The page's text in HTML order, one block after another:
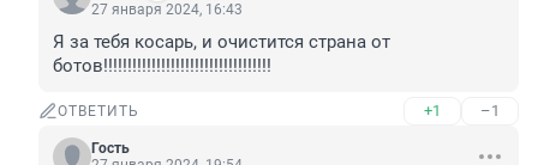
27 января 2024, 16:43
Я за тебя косарь, и очистится страна от
ботов!!!!!!!!!!!!!!!!!!!!!!!!!!!!!!!!!!!
ОТВЕТИТЬ +1 –1
Гость